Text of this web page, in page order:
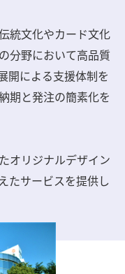
統文化やカード文化
分野において高品質
開による支援体制を
期と発注の簡素化を
オリジナルデザイン
たサービスを提供し